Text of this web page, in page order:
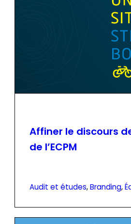
Affiner le discours
de l’ECPM
Audit et études, Branding,